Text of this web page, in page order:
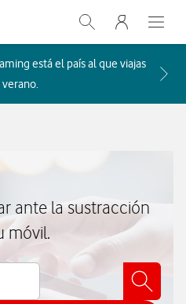
Abrir buscador.
Menu
Abre
está el país al que viajas
Acceder a la FAQ Qué
ante la sustracción
móvil.